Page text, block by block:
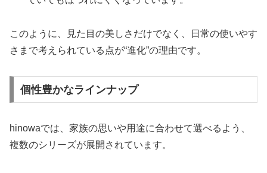
このように、見た目の美しさだけでなく、日常の使いやす
さまで考えられている点が“進化”の理由です。
個性豊かなラインナップ
hinowaでは、家族の思いや用途に合わせて選べるよう、
複数のシリーズが展開されています。